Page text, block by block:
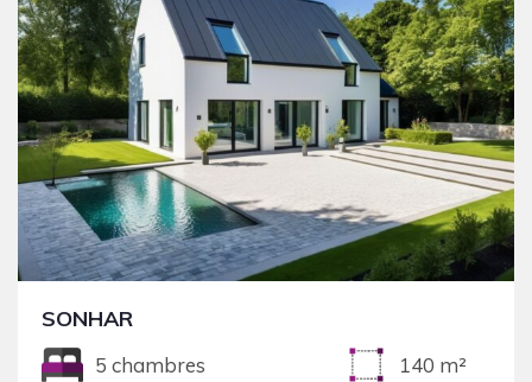
SONHAR
5 chambres 140 m²